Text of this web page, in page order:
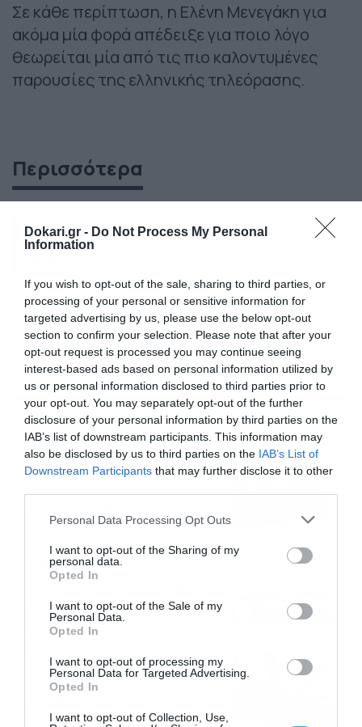
Dokari.gr - Do Not Process My Personal
Information
If you wish to opt-out of the sale, sharing to third parties, or
processing of your personal or sensitive information for
targeted advertising by us, please use the below opt-out
section to confirm your selection. Please note that after your
opt-out request is processed you may continue seeing
interest-based ads based on personal information utilized by
us or personal information disclosed to third parties prior to
your opt-out. You may separately opt-out of the further
disclosure of your personal information by third parties on the
IAB’s list of downstream participants. This information may
also be disclosed by us to third parties on the IAB’s List of
Downstream Participants that may further disclose it to other
Please note that this website/app uses one or more Google
not limited to your visit or usage behaviour. You may click to
grant or deny consent to Google and its third-party tags to
use your data for below specified purposes in below Google
consent section.
Personal Data Processing Opt Outs
I want to opt-out of the Sharing of my
personal data.
Opted In
I want to opt-out of the Sale of my
Personal Data.
Opted In
I want to opt-out of processing my
Personal Data for Targeted Advertising.
Opted In
I want to opt-out of Collection, Use,
Σε κάθε περίπτωση, η Ελένη Μενεγάκη για
ακόμα μία φορά απέδειξε για ποιο λόγο
θεωρείται μία από τις πιο καλοντυμένες
παρουσίες της ελληνικής τηλεόρασης.
Περισσότερα
Ακολούθησε το dokari.gr στοGoogle
Newsγια όλες τις τελευταίες ειδήσεις
ΒΟΛΤΑ ΕΛΕΝΗ ΜΕΝΕΓΑΚΗ ΚΟΜΜΩΤΗΡΙΟ ΚΗΦΙΣΙΑ
Ροή Ειδήσεων
Καιρός 6-8: Ανεβαίνει η
06/08/2026 22:00
ΠΑΟΚ-Άντερλεχτ με σούπερ
προσφορά* και ενισχυμένες
αποδόσεις από
το Pamestoixima.gr
06/08/2026 14:02
Εορτολόγιο 6-8: Ποιοι
γιορτάζουν σήμερα; Χρόνια
Πολλά…
06/08/2026 08:05